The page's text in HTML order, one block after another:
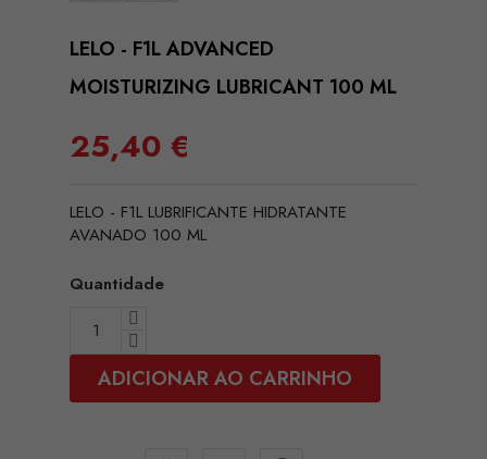
LELO - F1L ADVANCED
MOISTURIZING LUBRICANT 100 ML
25,40 €
LELO - F1L LUBRIFICANTE HIDRATANTE
AVANADO 100 ML
Quantidade
ADICIONAR AO CARRINHO